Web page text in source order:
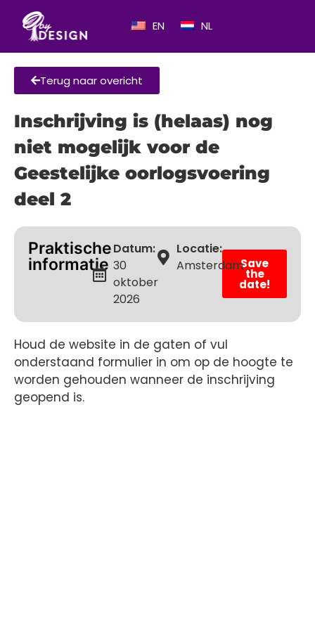
EN NL
Terug naar overicht
Inschrijving is (helaas) nog
niet mogelijk voor de
Geestelijke oorlogsvoering
deel 2
Praktische
informatie
Datum:
30
oktober
2026
Save
the
date!
Locatie:
Amsterdam
Houd de website in de gaten of vul
onderstaand formulier in om op de hoogte te
worden gehouden wanneer de inschrijving
geopend is.